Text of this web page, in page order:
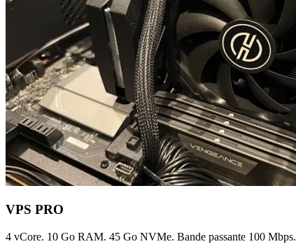
VPS PRO
4 vCore. 10 Go RAM. 45 Go NVMe. Bande passante 100 Mbps.